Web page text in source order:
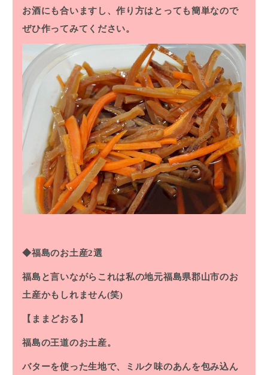
お酒にも合いますし、作り方はとっても簡単なので
ぜひ作ってみてください。
◆福島のお土産2選
福島と言いながらこれは私の地元福島県郡山市のお
土産かもしれません(笑)
【ままどおる】
福島の王道のお土産。
バターを使った生地で、ミルク味のあんを包み込ん